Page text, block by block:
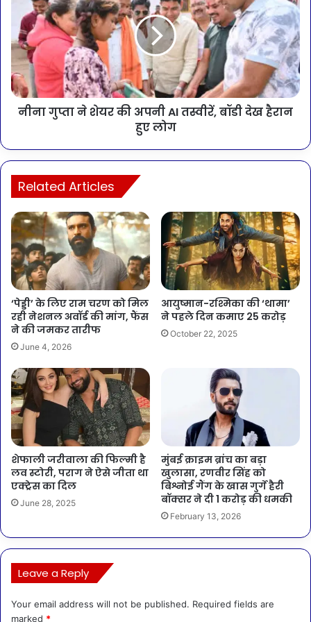
नीना गुप्ता ने शेयर की अपनी AI तस्वीरें, बॉडी देख हैरान
हुए लोग
Related Articles
‘पेड्डी’ के लिए राम चरण को मिल
रही नेशनल अवॉर्ड की मांग, फैंस
ने की जमकर तारीफ
June 4, 2026
आयुष्मान-रश्मिका की ‘थामा’
ने पहले दिन कमाए 25 करोड़
October 22, 2025
शेफाली जरीवाला की फिल्मी है
लव स्टोरी, पराग ने ऐसे जीता था
एक्ट्रेस का दिल
June 28, 2025
मुंबई क्राइम ब्रांच का बड़ा
खुलासा, रणवीर सिंह को
बिश्नोई गैंग के खास गुर्गे हैरी
बॉक्सर ने दी 1 करोड़ की धमकी
February 13, 2026
Leave a Reply
Your email address will not be published. Required fields are
marked *